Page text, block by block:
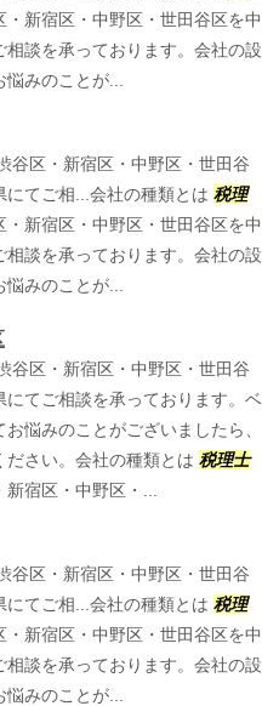
新宿区・中野区・世田谷区を中
談を承っております。会社の設
みのことが...
谷区・新宿区・中野区・世田谷
にてご相...会社の種類とは 税理
新宿区・中野区・世田谷区を中
談を承っております。会社の設
みのことが...
谷区・新宿区・中野区・世田谷
てご相談を承っております。ベ
悩みのことがございましたら、
さい。会社の種類とは 税理士
宿区・中野区・...
谷区・新宿区・中野区・世田谷
にてご相...会社の種類とは 税理
新宿区・中野区・世田谷区を中
談を承っております。会社の設
みのことが...